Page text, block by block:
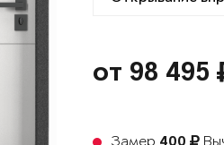
от 98 495
Замер